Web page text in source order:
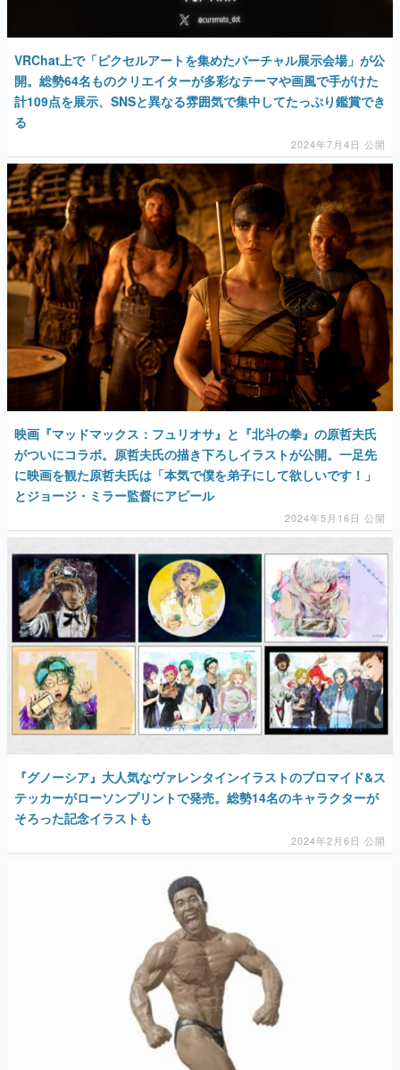
電ファミニコゲーマーとは？
運営：株式会社マレ
VRChat上で「ピクセルアートを集めたバーチャル展示会場」が公
開。総勢64名ものクリエイターが多彩なテーマや画風で手がけた
計109点を展示、SNSと異なる雰囲気で集中してたっぷり鑑賞でき
る
2024年7月4日 公開
映画『マッドマックス：フュリオサ』と『北斗の拳』の原哲夫氏
がついにコラボ。原哲夫氏の描き下ろしイラストが公開。一足先
に映画を観た原哲夫氏は「本気で僕を弟子にして欲しいです！」
とジョージ・ミラー監督にアピール
2024年5月16日 公開
『グノーシア』大人気なヴァレンタインイラストのブロマイド&ス
テッカーがローソンプリントで発売。総勢14名のキャラクターが
そろった記念イラストも
2024年2月6日 公開